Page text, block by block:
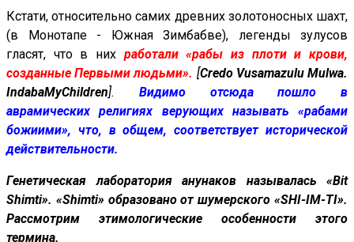
Кстати, относительно самих древних золотоносных шахт,
(в Монотапе - Южная Зимбабве), легенды зулусов
гласят, что в них работали «рабы из плоти и крови,
созданные Первыми людьми». [Credo Vusamazulu Mulwa.
IndabaMyChildren]. Видимо отсюда пошло в
аврамических религиях верующих называть «рабами
божиими», что, в общем, соответствует исторической
действительности.
Генетическая лаборатория анунаков называлась «Bit
Shimti». «Shimti» образовано от шумерского «SHI-IM-TI».
Рассмотрим этимологические особенности этого
термина.